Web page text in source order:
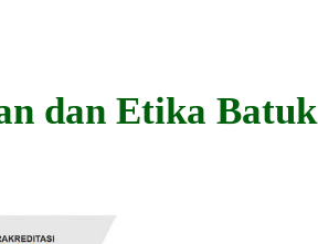
dan Etika Batuk